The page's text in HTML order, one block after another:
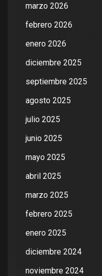
marzo 2026
febrero 2026
enero 2026
diciembre 2025
septiembre 2025
agosto 2025
julio 2025
junio 2025
mayo 2025
abril 2025
marzo 2025
febrero 2025
enero 2025
diciembre 2024
noviembre 2024